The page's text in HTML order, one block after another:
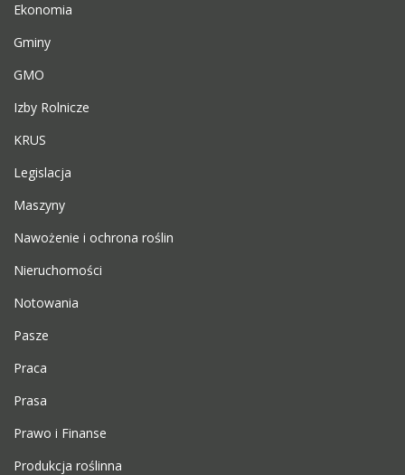
Ekonomia
Gminy
GMO
Izby Rolnicze
KRUS
Legislacja
Maszyny
Nawożenie i ochrona roślin
Nieruchomości
Notowania
Pasze
Praca
Prasa
Prawo i Finanse
Produkcja roślinna